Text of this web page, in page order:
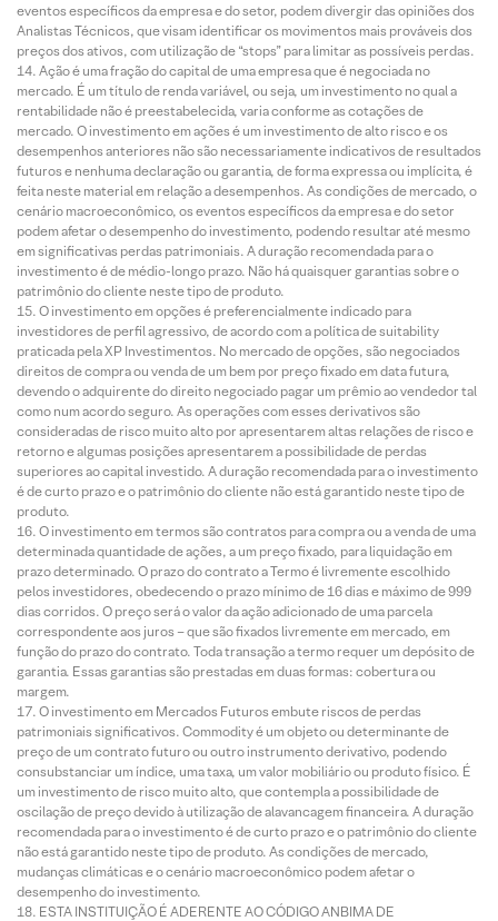
eventos específicos da empresa e do setor, podem divergir das opiniões dos
Analistas Técnicos, que visam identificar os movimentos mais prováveis dos
preços dos ativos, com utilização de “stops” para limitar as possíveis perdas.
Ação é uma fração do capital de uma empresa que é negociada no
mercado. É um título de renda variável, ou seja, um investimento no qual a
rentabilidade não é preestabelecida, varia conforme as cotações de
mercado. O investimento em ações é um investimento de alto risco e os
desempenhos anteriores não são necessariamente indicativos de resultados
futuros e nenhuma declaração ou garantia, de forma expressa ou implícita, é
feita neste material em relação a desempenhos. As condições de mercado, o
cenário macroeconômico, os eventos específicos da empresa e do setor
podem afetar o desempenho do investimento, podendo resultar até mesmo
em significativas perdas patrimoniais. A duração recomendada para o
investimento é de médio-longo prazo. Não há quaisquer garantias sobre o
patrimônio do cliente neste tipo de produto.
O investimento em opções é preferencialmente indicado para
investidores de perfil agressivo, de acordo com a política de suitability
praticada pela XP Investimentos. No mercado de opções, são negociados
direitos de compra ou venda de um bem por preço fixado em data futura,
devendo o adquirente do direito negociado pagar um prêmio ao vendedor tal
como num acordo seguro. As operações com esses derivativos são
consideradas de risco muito alto por apresentarem altas relações de risco e
retorno e algumas posições apresentarem a possibilidade de perdas
superiores ao capital investido. A duração recomendada para o investimento
é de curto prazo e o patrimônio do cliente não está garantido neste tipo de
produto.
O investimento em termos são contratos para compra ou a venda de uma
determinada quantidade de ações, a um preço fixado, para liquidação em
prazo determinado. O prazo do contrato a Termo é livremente escolhido
pelos investidores, obedecendo o prazo mínimo de 16 dias e máximo de 999
dias corridos. O preço será o valor da ação adicionado de uma parcela
correspondente aos juros – que são fixados livremente em mercado, em
função do prazo do contrato. Toda transação a termo requer um depósito de
garantia. Essas garantias são prestadas em duas formas: cobertura ou
margem.
O investimento em Mercados Futuros embute riscos de perdas
patrimoniais significativos. Commodity é um objeto ou determinante de
preço de um contrato futuro ou outro instrumento derivativo, podendo
consubstanciar um índice, uma taxa, um valor mobiliário ou produto físico. É
um investimento de risco muito alto, que contempla a possibilidade de
oscilação de preço devido à utilização de alavancagem financeira. A duração
recomendada para o investimento é de curto prazo e o patrimônio do cliente
não está garantido neste tipo de produto. As condições de mercado,
mudanças climáticas e o cenário macroeconômico podem afetar o
desempenho do investimento.
ESTA INSTITUIÇÃO É ADERENTE AO CÓDIGO ANBIMA DE